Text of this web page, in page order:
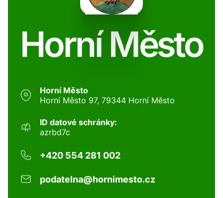
Horní Město
Horní Město
Horní Město 97, 79344 Horní Město
ID datové schránky:
azrbd7c
+420 554 281 002
podatelna@hornimesto.cz